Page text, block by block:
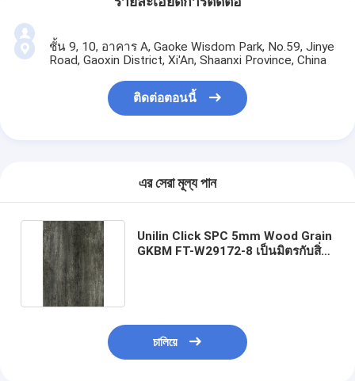
ชั้น 9, 10, อาคาร A, Gaoke Wisdom Park, No.59, Jinye
Road, Gaoxin District, Xi'An, Shaanxi Province, China
ติดต่อตอนนี้
এর সেরা মূল্য পান
Unilin Click SPC 5mm Wood Grain
GKBM FT-W29172-8 เป็นมิตรกับสิ่ง
চালিয়ে